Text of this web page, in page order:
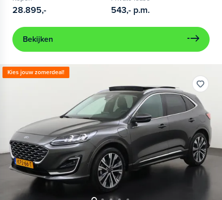
28.895,- 543,- p.m.
Bekijken
Kies jouw zomerdeal!